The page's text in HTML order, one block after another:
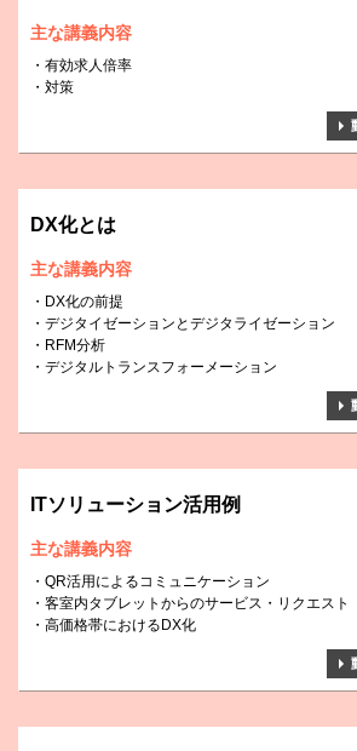
主な講義内容
有効求人倍率
対策
DX化とは
主な講義内容
DX化の前提
デジタイゼーションとデジタライゼーション
RFM分析
デジタルトランスフォーメーション
ITソリューション活用例
主な講義内容
QR活用によるコミュニケーション
客室内タブレットからのサービス・リクエスト
高価格帯におけるDX化